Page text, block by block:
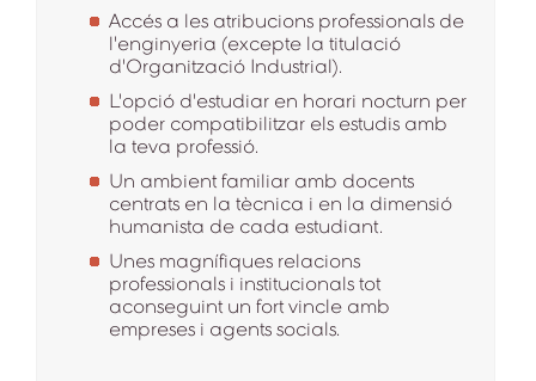
Accés a les atribucions professionals de
l'enginyeria (excepte la titulació
d'Organització Industrial).
L'opció d'estudiar en horari nocturn per
poder compatibilitzar els estudis amb
la teva professió.
Un ambient familiar amb docents
centrats en la tècnica i en la dimensió
humanista de cada estudiant.
Unes magnífiques relacions
professionals i institucionals tot
aconseguint un fort vincle amb
empreses i agents socials.